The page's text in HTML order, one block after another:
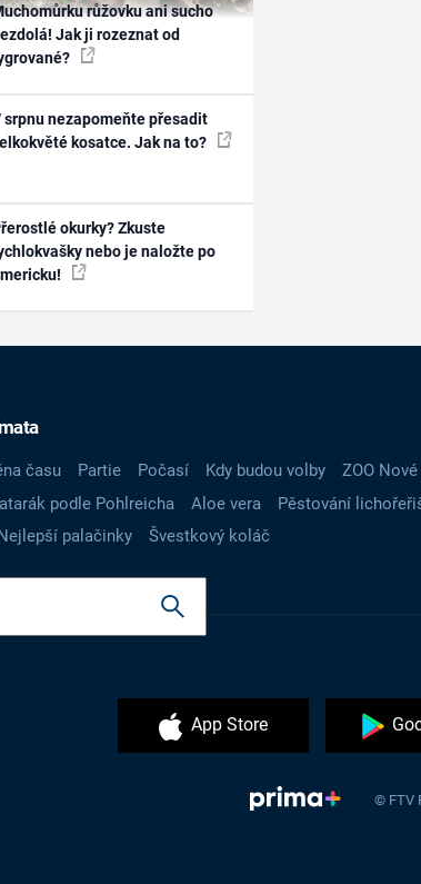
růžovku ani sucho
Jak ji rozeznat od
srpnu nezapomeňte přesadit
kosatce. Jak na to?
okurky? Zkuste
nebo je naložte po
času Partie Počasí Kdy budou volby
ZOO
podle Pohlreicha Aloe vera
Pěstování
palačinky Švestkový koláč
App Store
© FTV